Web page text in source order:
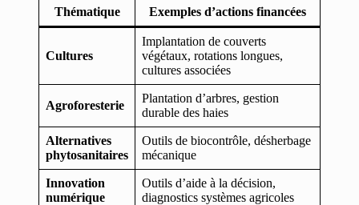
Thématique Exemples d’actions financées
Cultures
Implantation de couverts
végétaux, rotations longues,
cultures associées
Agroforesterie
Plantation d’arbres, gestion
durable des haies
Alternatives
phytosanitaires
Outils de biocontrôle, désherbage
mécanique
Innovation
numérique
Outils d’aide à la décision,
diagnostics systèmes agricoles